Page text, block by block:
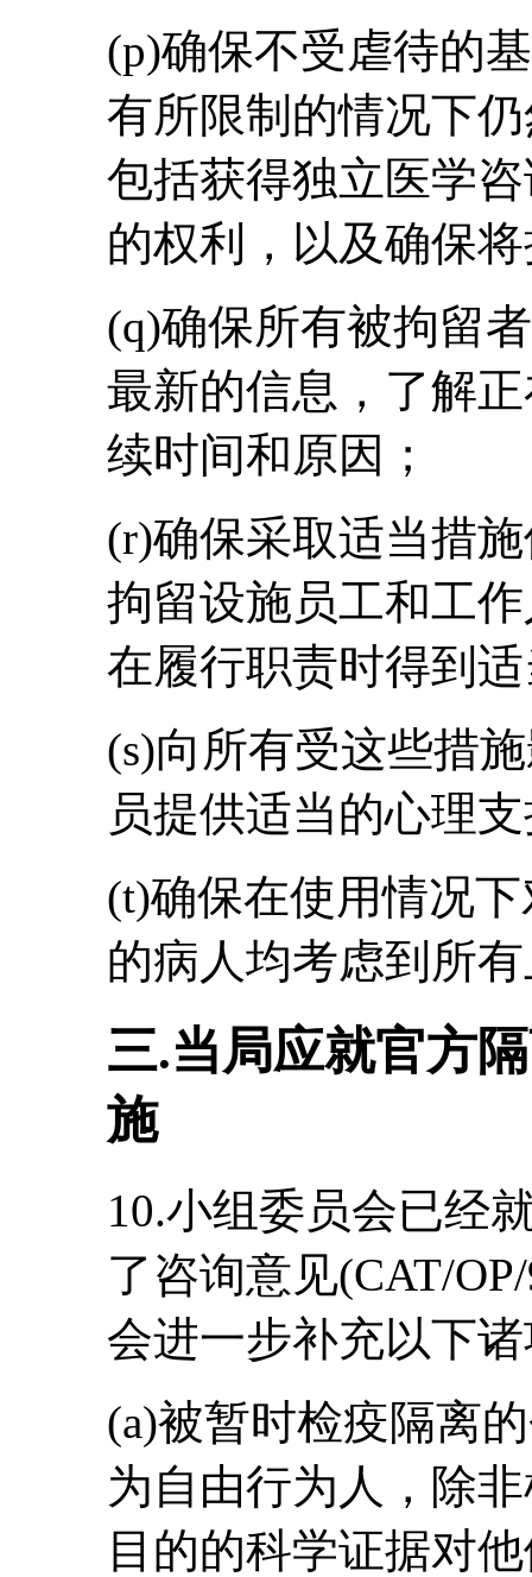
(p)确保不受虐待的
有所限制的情况下
包括获得独立医学
的权利，以及确保
(q)确保所有被拘留
最新的信息，了解
续时间和原因；
(r)确保采取适当措
拘留设施员工和工
在履行职责时得到
(s)向所有受这些措
员提供适当的心理
(t)确保在使用情况
的病人均考虑到所
三.当局应就官方
施
10.小组委员会已经
了咨询意见(CAT/
会进一步补充以下
(a)被暂时检疫隔离
为自由行为人，除
目的的科学证据对